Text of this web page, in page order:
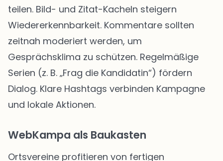
teilen. Bild- und Zitat-Kacheln steigern
Wiedererkennbarkeit. Kommentare sollten
zeitnah moderiert werden, um
Gesprächsklima zu schützen. Regelmäßige
Serien (z. B. „Frag die Kandidatin“) fördern
Dialog. Klare Hashtags verbinden Kampagne
und lokale Aktionen.
WebKampa als Baukasten
Ortsvereine profitieren von fertigen